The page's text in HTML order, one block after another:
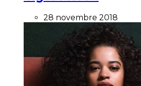
28 novembre 2018